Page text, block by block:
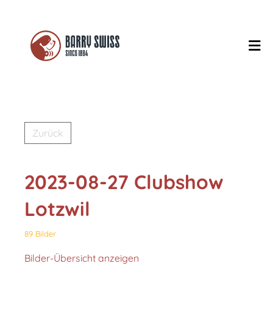
Zurück
2023-08-27 Clubshow
Lotzwil
89 Bilder
Bilder-Übersicht anzeigen